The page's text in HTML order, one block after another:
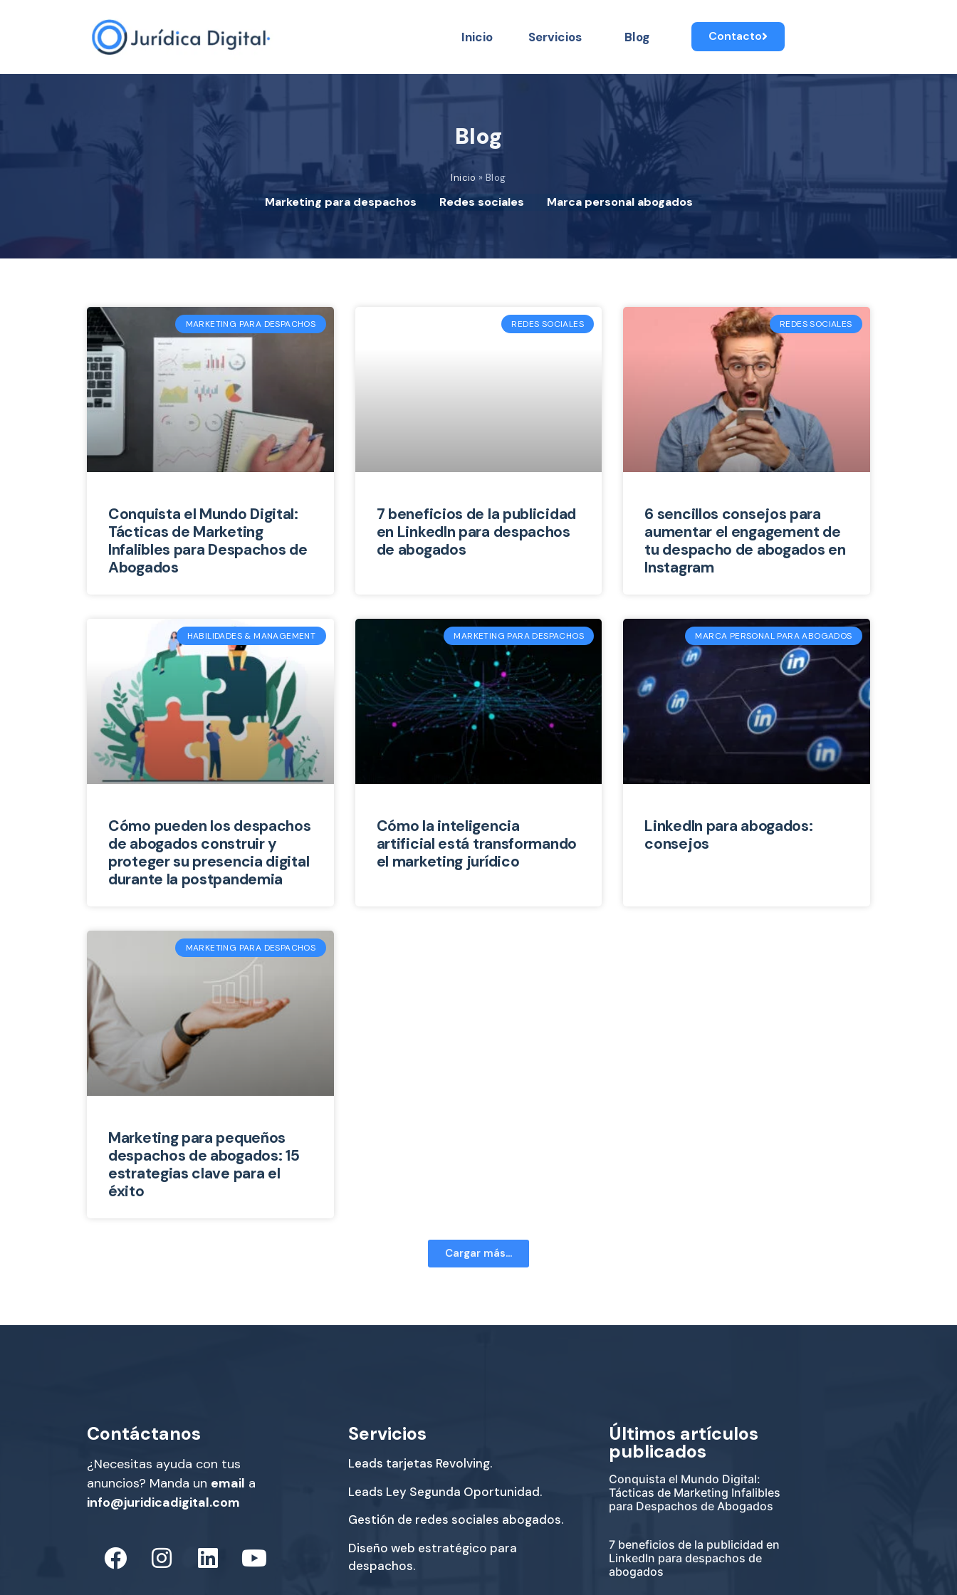
Inicio Servicios Blog Contacto
Blog
Inicio » Blog
Marketing para despachos Redes sociales Marca personal abogados
MARKETING PARA DESPACHOS
Conquista el Mundo Digital:
Tácticas de Marketing
Infalibles para Despachos de
Abogados
REDES SOCIALES
7 beneficios de la publicidad
en LinkedIn para despachos
de abogados
REDES SOCIALES
6 sencillos consejos para
aumentar el engagement de
tu despacho de abogados en
Instagram
HABILIDADES & MANAGEMENT
Cómo pueden los despachos
de abogados construir y
proteger su presencia digital
durante la postpandemia
MARKETING PARA DESPACHOS
Cómo la inteligencia
artificial está transformando
el marketing jurídico
MARCA PERSONAL PARA ABOGADOS
LinkedIn para abogados:
consejos
MARKETING PARA DESPACHOS
Marketing para pequeños
despachos de abogados: 15
estrategias clave para el
éxito
Cargar más...
Contáctanos
¿Necesitas ayuda con tus
anuncios? Manda un email a
info@juridicadigital.com
Servicios
Leads tarjetas Revolving.
Leads Ley Segunda Oportunidad.
Gestión de redes sociales abogados.
Diseño web estratégico para
despachos.
Últimos artículos
publicados
Conquista el Mundo Digital:
Tácticas de Marketing Infalibles
para Despachos de Abogados
7 beneficios de la publicidad en
LinkedIn para despachos de
abogados